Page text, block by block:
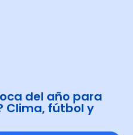
del año para
Clima, fútbol y